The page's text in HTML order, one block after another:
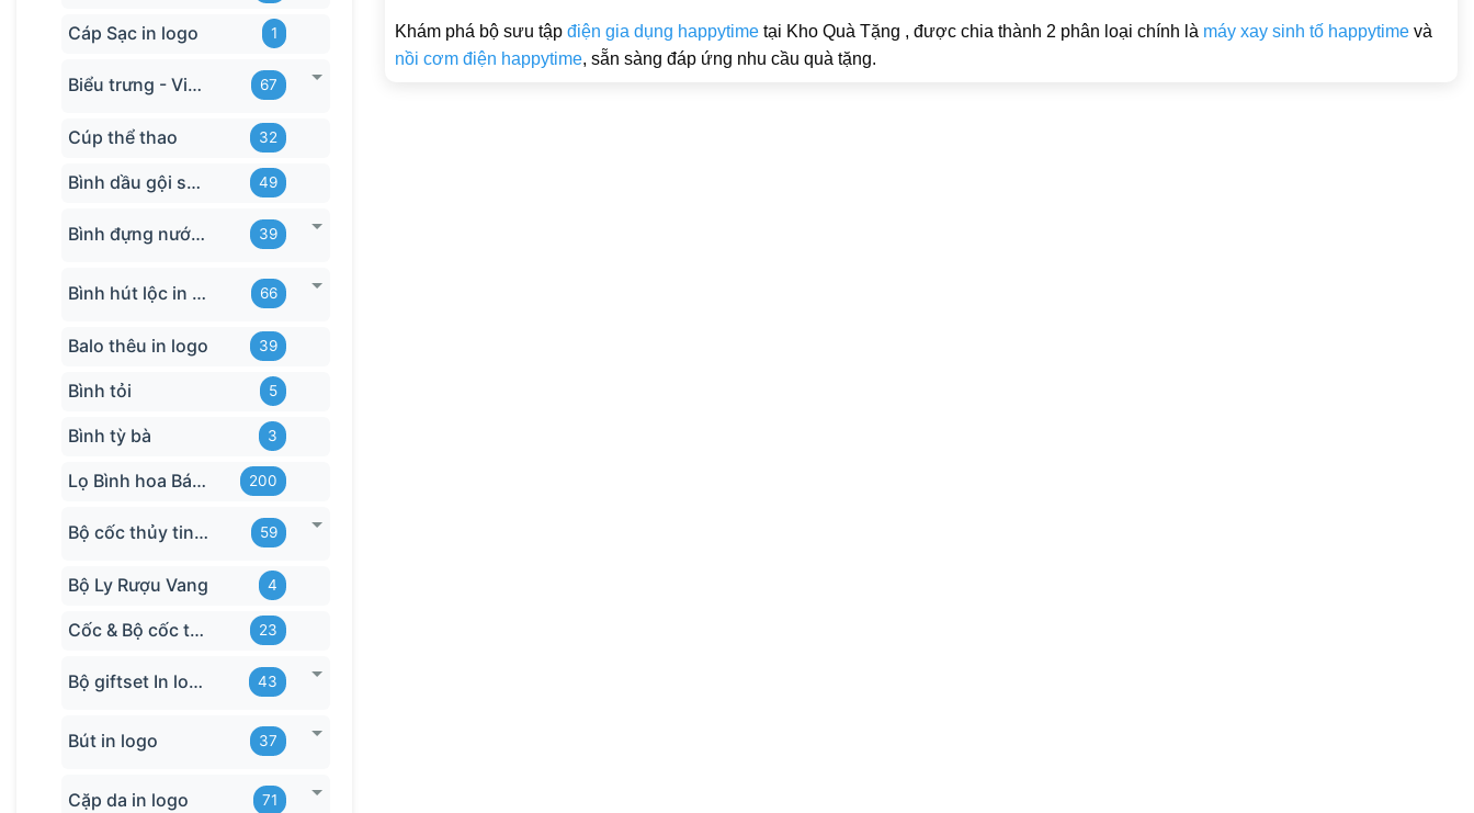
Cáp Sạc in logo 1
Biểu trưng - Vinh danh in logo 67
Cúp thể thao 32
Bình dầu gội sữa tắm 49
Bình đựng nước in logo 39
Bình hút lộc in logo 66
Balo thêu in logo 39
Bình tỏi 5
Bình tỳ bà 3
Lọ Bình hoa Bát Tràng in logo 200
Bộ cốc thủy tinh hãng 59
Bộ Ly Rượu Vang 4
Cốc & Bộ cốc thủy tinh TQ 23
Bộ giftset In logo 43
Bút in logo 37
Cặp da in logo 71
Khám phá bộ sưu tập điện gia dụng happytime tại Kho Quà Tặng , được chia thành 2 phân loại chính là máy xay sinh tố happytime và
nồi cơm điện happytime, sẵn sàng đáp ứng nhu cầu quà tặng.